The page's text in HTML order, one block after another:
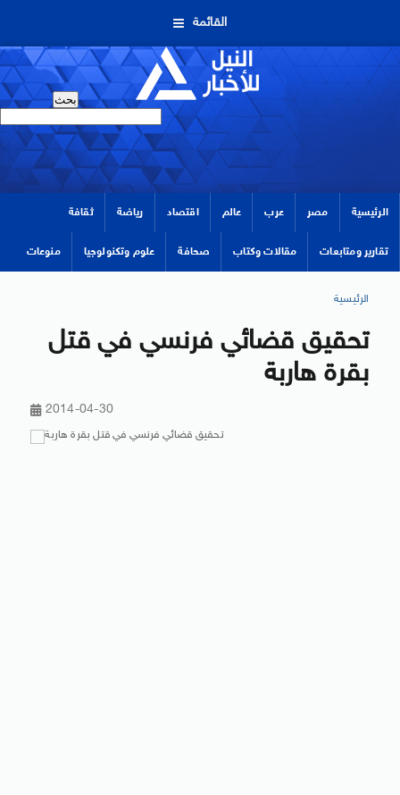
القائمة
الرئيسية مصر عرب عالم اقتصاد رياضة ثقافة
تقارير ومتابعات مقالات وكتاب صحافة علوم وتكنولوجيا منوعات
الرئيسية
تحقيق قضائي فرنسي في قتل
بقرة هاربة
2014-04-30